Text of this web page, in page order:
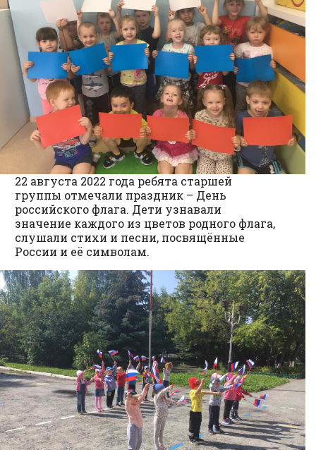
22 августа 2022 года ребята старшей
группы отмечали праздник – День
российского флага. Дети узнавали
значение каждого из цветов родного флага,
слушали стихи и песни, посвящённые
России и её символам.